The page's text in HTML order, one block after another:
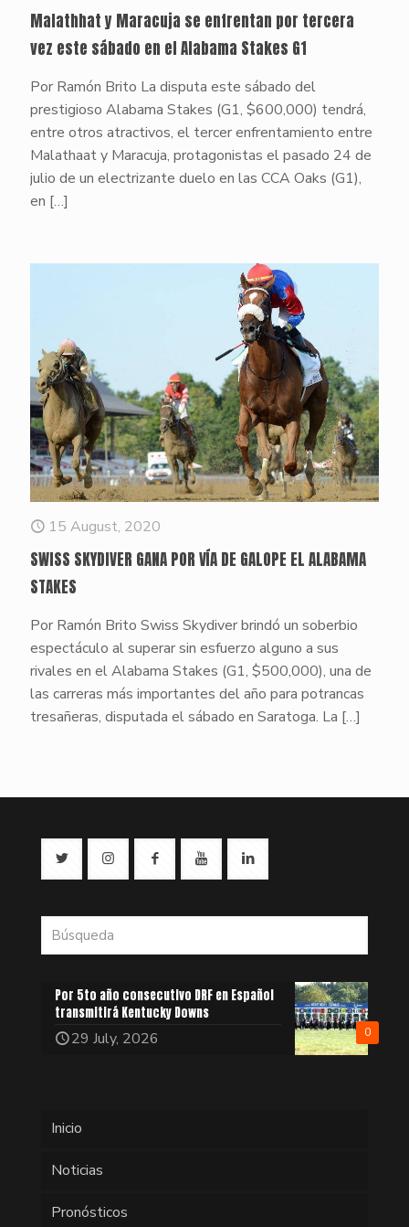
Malathhat y Maracuja se enfrentan por tercera
vez este sábado en el Alabama Stakes G1
Por Ramón Brito La disputa este sábado del
prestigioso Alabama Stakes (G1, $600,000) tendrá,
entre otros atractivos, el tercer enfrentamiento entre
Malathaat y Maracuja, protagonistas el pasado 24 de
julio de un electrizante duelo en las CCA Oaks (G1),
en […]
15 August, 2020
SWISS SKYDIVER GANA POR VÍA DE GALOPE EL ALABAMA
STAKES
Por Ramón Brito Swiss Skydiver brindó un soberbio
espectáculo al superar sin esfuerzo alguno a sus
rivales en el Alabama Stakes (G1, $500,000), una de
las carreras más importantes del año para potrancas
tresañeras, disputada el sábado en Saratoga. La […]
0
Por 5to año consecutivo DRF en Español
transmitirá Kentucky Downs
29 July, 2026
Inicio
Noticias
Pronósticos